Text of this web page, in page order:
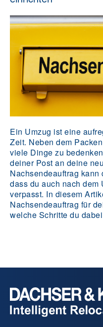
Ein Umzug ist eine
Zeit. Neben dem
viele Dinge zu
deiner Post an deine
Nachsendeauftrag
dass du auch nach
verpasst. In diesem
Nachsendeauftrag für
welche Schritte du